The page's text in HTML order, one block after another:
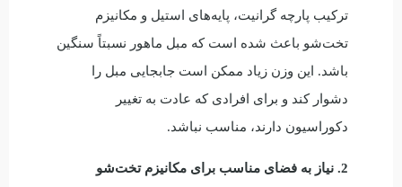
ترکیب پارچه گرانیت، پایه‌های استیل و مکانیزم
تخت‌شو باعث شده است که مبل ماهور نسبتاً سنگین
باشد. این وزن زیاد ممکن است جابجایی مبل را
دشوار کند و برای افرادی که عادت به تغییر
دکوراسیون دارند، مناسب نباشد.
2. نیاز به فضای مناسب برای مکانیزم تخت‌شو